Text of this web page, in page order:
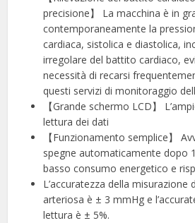
precisione】 La macchina è in
contemporaneamente la
cardiaca, sistolica e diastolica,
irregolare del battito cardiaco,
necessità di recarsi
questi servizi di monitoraggio
【Grande schermo LCD】
lettura dei dati
【Funzionamento semplice】
spegne automaticamente dopo
basso consumo energetico e
L’accuratezza della misurazione
arteriosa è ± 3 mmHg e
lettura è ± 5%.